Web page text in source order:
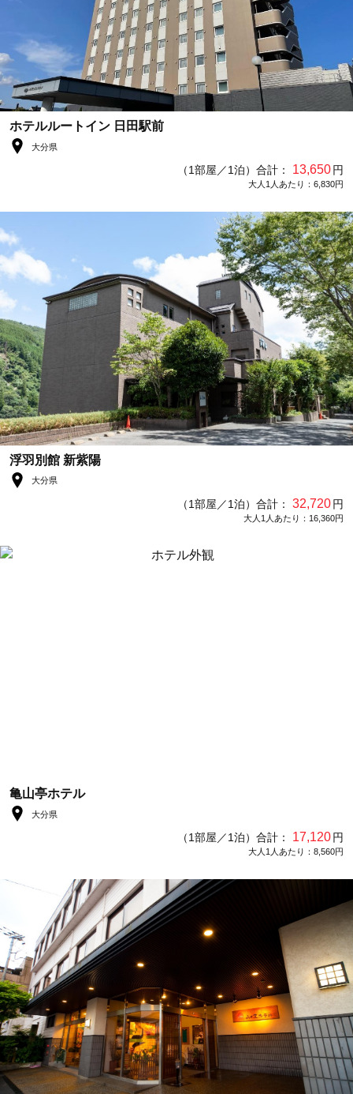
ホテルルートイン 日田駅前
大分県
（1部屋／1泊）合計： 13,650円
大人1人あたり：6,830円
浮羽別館 新紫陽
大分県
（1部屋／1泊）合計： 32,720円
大人1人あたり：16,360円
亀山亭ホテル
大分県
（1部屋／1泊）合計： 17,120円
大人1人あたり：8,560円